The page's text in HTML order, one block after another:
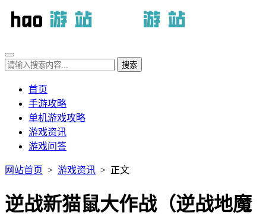
首页
手游攻略
单机游戏攻略
游戏资讯
游戏问答
网站首页 > 游戏资讯 > 正文
逆战新猫鼠大作战（逆战地魔